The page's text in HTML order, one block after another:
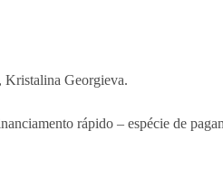
Kristalina Georgieva.
rápido – espécie de